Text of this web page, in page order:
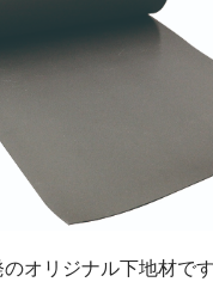
オリジナル下地材で